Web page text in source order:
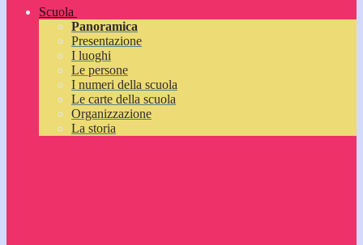
Scuola
Panoramica
Presentazione
I luoghi
Le persone
I numeri della scuola
Le carte della scuola
Organizzazione
La storia